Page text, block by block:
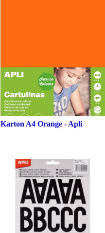
Karton A4 Orange - Apli